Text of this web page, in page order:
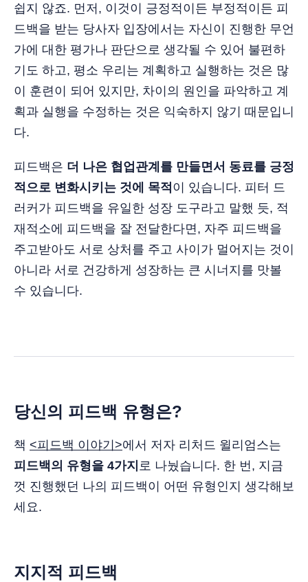
쉽지 않죠. 먼저, 이것이 긍정적이든 부정적이든 피
드백을 받는 당사자 입장에서는 자신이 진행한 무언
가에 대한 평가나 판단으로 생각될 수 있어 불편하
기도 하고, 평소 우리는 계획하고 실행하는 것은 많
이 훈련이 되어 있지만, 차이의 원인을 파악하고 계
획과 실행을 수정하는 것은 익숙하지 않기 때문입니
다.
피드백은 더 나은 협업관계를 만들면서 동료를 긍정
적으로 변화시키는 것에 목적 이 있습니다. 피터 드
러커가 피드백을 유일한 성장 도구라고 말했 듯, 적
재적소에 피드백을 잘 전달한다면, 자주 피드백을
주고받아도 서로 상처를 주고 사이가 멀어지는 것이
아니라 서로 건강하게 성장하는 큰 시너지를 맛볼
수 있습니다.
당신의 피드백 유형은?
책 <피드백 이야기>에서 저자 리처드 윌리엄스는
피드백의 유형을 4가지 로 나눴습니다. 한 번, 지금
껏 진행했던 나의 피드백이 어떤 유형인지 생각해보
세요.
지지적 피드백